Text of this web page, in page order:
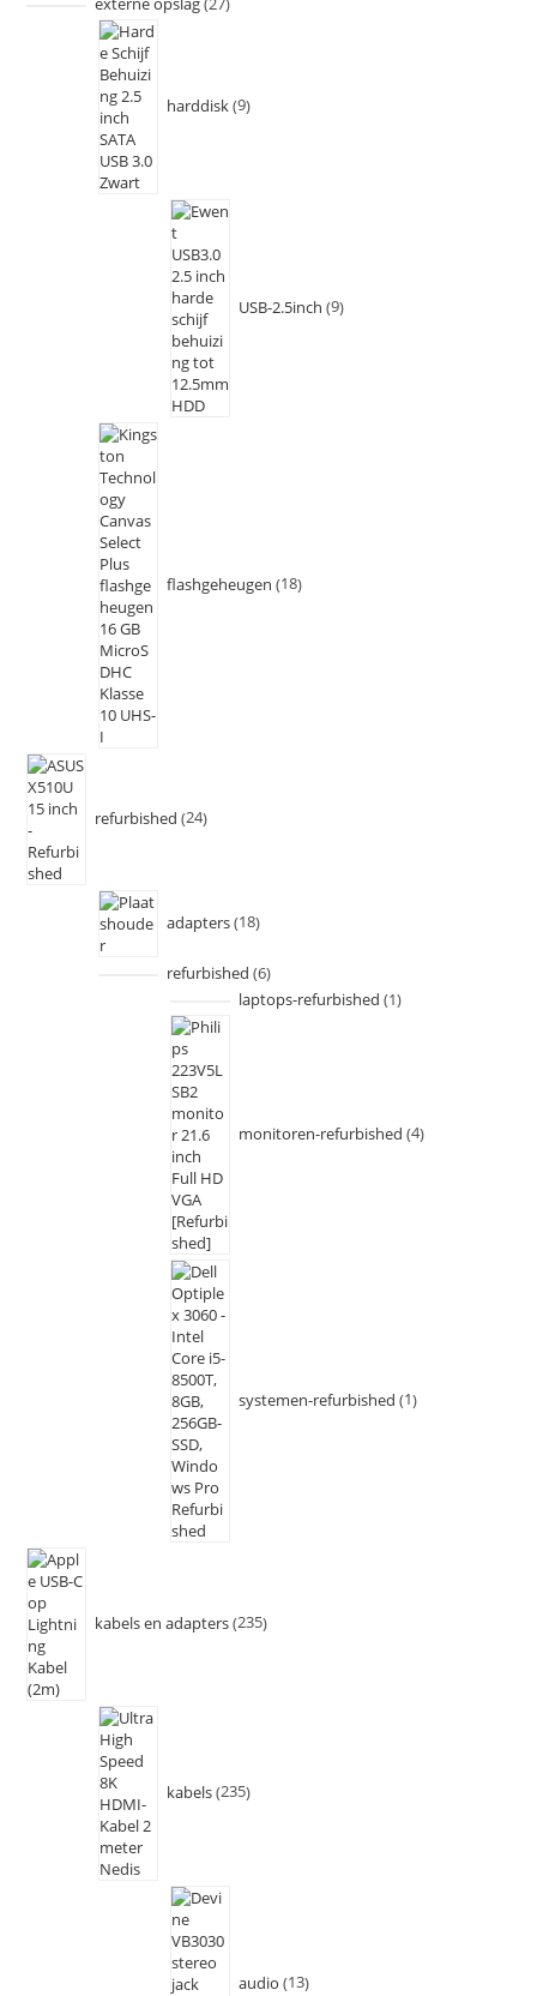
harddisk 9
USB-2.5inch 9
flashgeheugen 18
refurbished 24
adapters 18
refurbished 6
laptops-refurbished 1
monitoren-refurbished 4
systemen-refurbished 1
kabels en adapters 235
kabels 235
audio 13